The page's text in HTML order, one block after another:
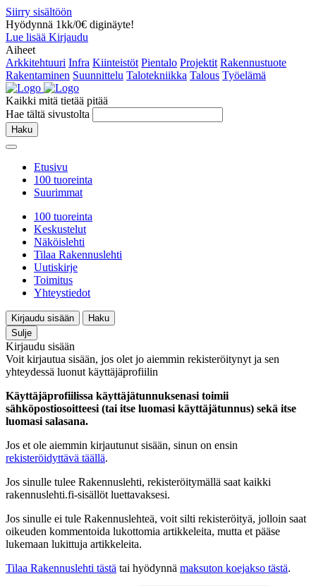
Siirry sisältöön
Hyödynnä 1kk/0€ diginäyte!
Lue lisää Kirjaudu
Aiheet
Arkkitehtuuri Infra Kiinteistöt Pientalo Projektit Rakennustuote
Rakentaminen Suunnittelu Talotekniikka Talous Työelämä
Kaikki mitä tietää pitää
Hae tältä sivustolta
Haku
Etusivu
100 tuoreinta
Suurimmat
100 tuoreinta
Keskustelut
Näköislehti
Tilaa Rakennuslehti
Uutiskirje
Toimitus
Yhteystiedot
Kirjaudu sisään
Haku
Sulje
Kirjaudu sisään
Voit kirjautua sisään, jos olet jo aiemmin rekisteröitynyt ja sen
yhteydessä luonut käyttäjäprofiilin
Käyttäjäprofiilissa käyttäjätunnuksenasi toimii
sähköpostiosoitteesi (tai itse luomasi käyttäjätunnus) sekä itse
luomasi salasana.
Jos et ole aiemmin kirjautunut sisään, sinun on ensin
rekisteröidyttävä täällä.
Jos sinulle tulee Rakennuslehti, rekisteröitymällä saat kaikki
rakennuslehti.fi-sisällöt luettavaksesi.
Jos sinulle ei tule Rakennuslehteä, voit silti rekisteröityä, jolloin saat
oikeuden kommentoida lukottomia artikkeleita, mutta et pääse
lukemaan lukittuja artikkeleita.
Tilaa Rakennuslehti tästä tai hyödynnä maksuton koejakso tästä.